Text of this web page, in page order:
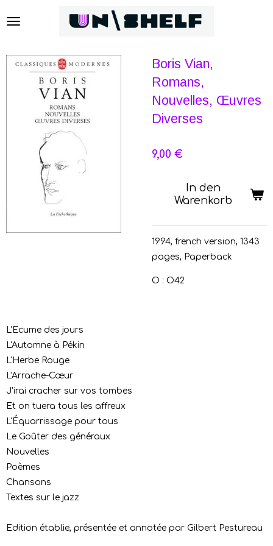
Hauptinhalt
Boris Vian,
Romans,
Nouvelles, Œuvres
Diverses
9,00 €
In den
Warenkorb
1994, french version, 1343
pages, Paperback
O : O42
L'Ecume des jours
L'Automne à Pékin
L'Herbe Rouge
L'Arrache-Cœur
J'irai cracher sur vos tombes
Et on tuera tous les affreux
L'Équarrissage pour tous
Le Goûter des généraux
Nouvelles
Poèmes
Chansons
Textes sur le jazz
Edition établie, présentée et annotée par Gilbert Pestureau